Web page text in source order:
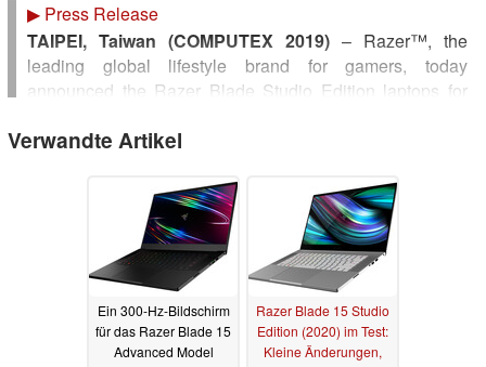
▶ Press Release
TAIPEI, Taiwan (COMPUTEX 2019) – Razer™, the
leading global lifestyle brand for gamers, today
announced the Razer Blade Studio Edition laptops for
models of the award-winning Razer Blade 15 and Razer
graphics processors.
The Razer Blade Studio Edition laptops are anodized
with a striking Mercury White finish, equipped with 4K
displays, upgraded to 32GB of RAM and 1TB of NVMe
storage, and loaded with NVIDIA® Studio Drivers
optimized for performance with creative applications.
Verwandte Artikel
Ein 300-Hz-Bildschirm
für das Razer Blade 15
Advanced Model
Razer Blade 15 Studio
Edition (2020) im Test:
Kleine Änderungen,